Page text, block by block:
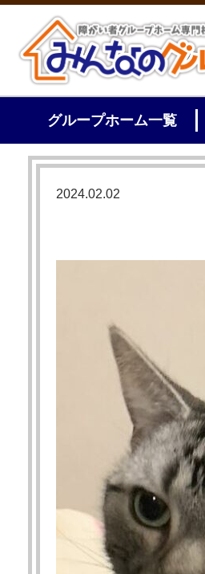
グループホーム一覧
2024.02.02